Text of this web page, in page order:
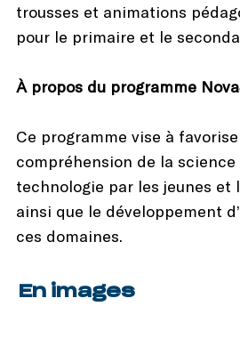
trousses et animations
pour le primaire et le
À propos du programme
Ce programme vise à
compréhension de la science
technologie par les jeunes et
ainsi que le développement
ces domaines.
En images